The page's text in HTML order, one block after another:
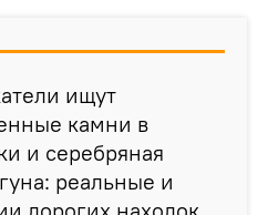
ищут
камни в
и серебряная
реальные и